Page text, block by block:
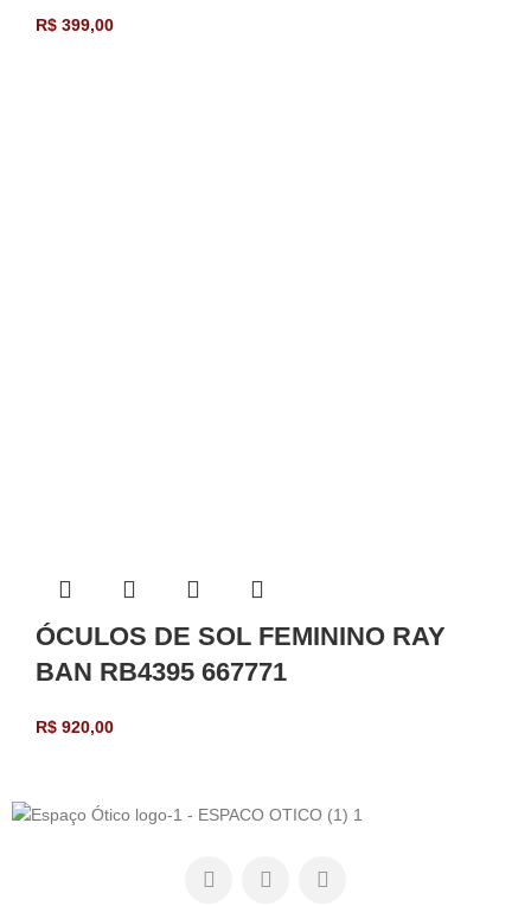
R$ 399,00
ÓCULOS DE SOL FEMININO RAY
BAN RB4395 667771
R$ 920,00